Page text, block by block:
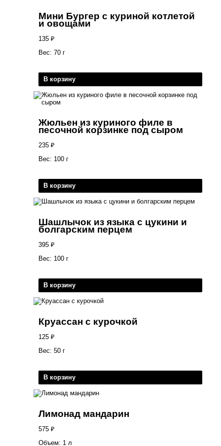
Мини Бургер с куриной котлетой
и овощами
135 ₽
Вес: 70 г
В корзину
Жюльен из куриного филе в
песочной корзинке под сыром
235 ₽
Вес: 100 г
В корзину
Шашлычок из языка с цукини и
болгарским перцем
395 ₽
Вес: 100 г
В корзину
Круассан с курочкой
125 ₽
Вес: 50 г
В корзину
Лимонад мандарин
575 ₽
Объем: 1 л